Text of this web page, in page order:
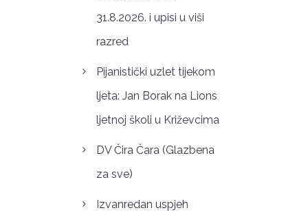
31.8.2026. i upisi u viši
razred
Pijanistički uzlet tijekom
ljeta: Jan Borak na Lions
ljetnoj školi u Križevcima
DV Čira Čara (Glazbena
za sve)
Izvanredan uspjeh